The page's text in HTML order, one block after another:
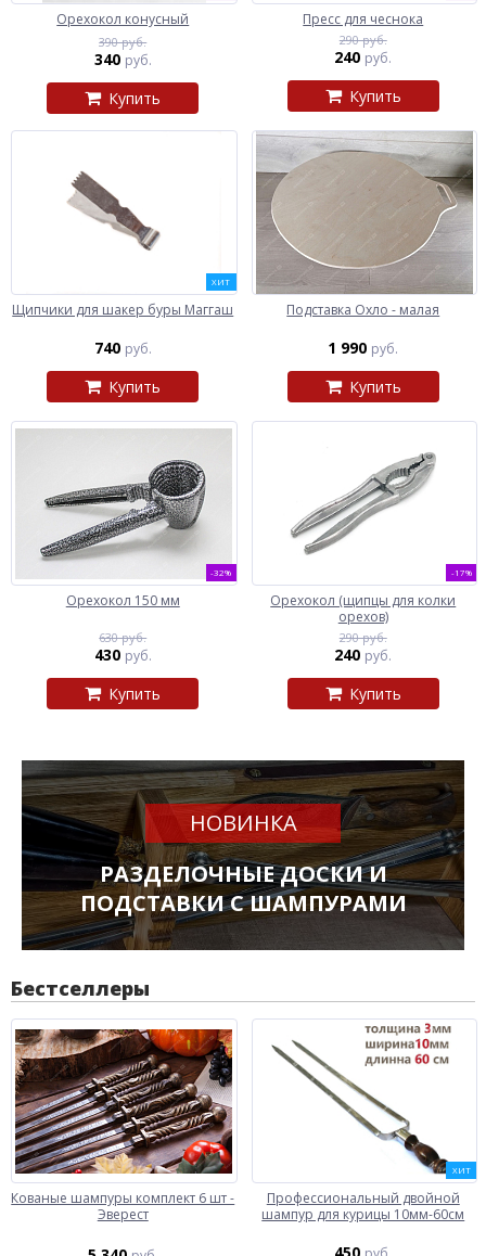
Орехокол конусный
390 руб.
340 руб.
Купить
Пресс для чеснока
290 руб.
240 руб.
Купить
ХИТ
Щипчики для шакер буры Маггаш
740 руб.
Купить
Подставка Охло - малая
1 990 руб.
Купить
-32%
Орехокол 150 мм
630 руб.
430 руб.
Купить
-17%
Орехокол (щипцы для колки
орехов)
290 руб.
240 руб.
Купить
НОВИНКА
РАЗДЕЛОЧНЫЕ ДОСКИ И
ПОДСТАВКИ С ШАМПУРАМИ
Бестселлеры
Кованые шампуры комплект 6 шт -
Эверест
ХИТ
Профессиональный двойной
шампур для курицы 10мм-60см